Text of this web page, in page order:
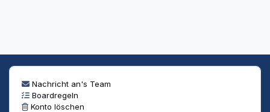
Nachricht an's Team
Boardregeln
Konto löschen